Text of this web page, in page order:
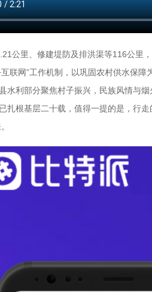
公里、修建堤防及排洪渠等116公里
互联网”工作机制，以巩固农村供水保
水利部分聚焦村子振兴，民族风情与
扎根基层二十载，值得一提的是，行